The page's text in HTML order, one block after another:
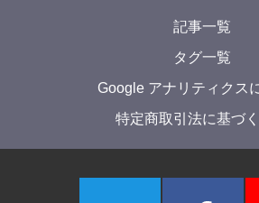
記事一覧
タグ一覧
Google アナリティクス
特定商取引法に基づ